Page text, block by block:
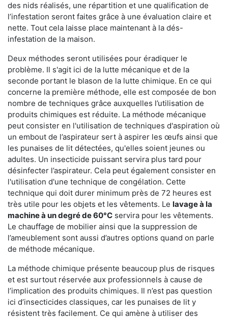
des nids réalisés, une répartition et une qualification de
l’infestation seront faites grâce à une évaluation claire et
nette. Tout cela laisse place maintenant à la dés-
infestation de la maison.
Deux méthodes seront utilisées pour éradiquer le
problème. Il s'agit ici de la lutte mécanique et de la
seconde portant le blason de la lutte chimique. En ce qui
concerne la première méthode, elle est composée de bon
nombre de techniques grâce auxquelles l’utilisation de
produits chimiques est réduite. La méthode mécanique
peut consister en l'utilisation de techniques d'aspiration où
un embout de l’aspirateur sert à aspirer les œufs ainsi que
les punaises de lit détectées, qu'elles soient jeunes ou
adultes. Un insecticide puissant servira plus tard pour
désinfecter l’aspirateur. Cela peut également consister en
l'utilisation d'une technique de congélation. Cette
technique qui doit durer minimum près de 72 heures est
très utile pour les objets et les vêtements. Le lavage à la
machine à un degré de 60°C servira pour les vêtements.
Le chauffage de mobilier ainsi que la suppression de
l’ameublement sont aussi d’autres options quand on parle
de méthode mécanique.
La méthode chimique présente beaucoup plus de risques
et est surtout réservée aux professionnels à cause de
l’implication des produits chimiques. Il n’est pas question
ici d’insecticides classiques, car les punaises de lit y
résistent très facilement. Ce qui amène à utiliser des